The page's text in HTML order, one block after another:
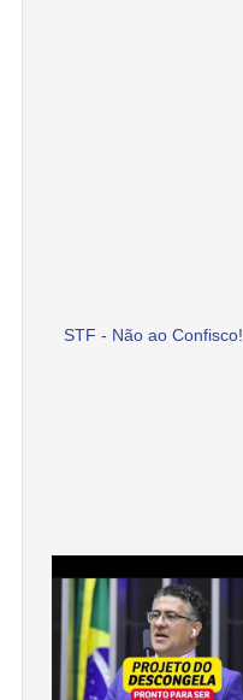
STF - Não ao Confisco!